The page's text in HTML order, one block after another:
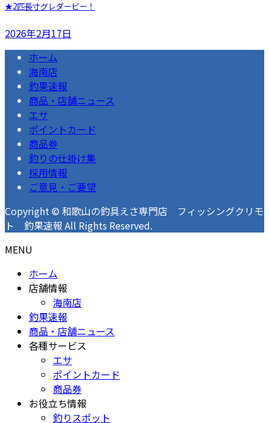
★2匹長寸グレダービー！
2026年2月17日
ホーム
海南店
釣果速報
商品・店舗ニュース
エサ
ポイントカード
商品券
釣りの仕掛け集
採用情報
ご意見・ご要望
Copyright © 和歌山の釣具えさ専門店 フィッシングクリモ
ト 釣果速報 All Rights Reserved.
MENU
ホーム
店舗情報
海南店
釣果速報
商品・店舗ニュース
各種サービス
エサ
ポイントカード
商品券
お役立ち情報
釣りスポット